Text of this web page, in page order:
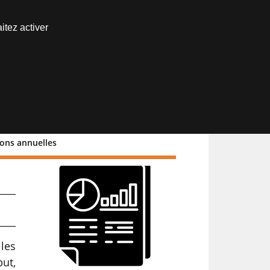
annuelles
activer